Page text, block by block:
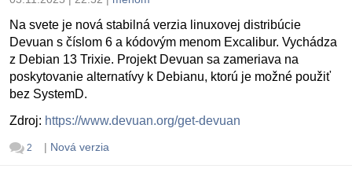
Na svete je nová stabilná verzia linuxovej distribúcie
Devuan s číslom 6 a kódovým menom Excalibur. Vychádza
z Debian 13 Trixie. Projekt Devuan sa zameriava na
poskytovanie alternatívy k Debianu, ktorú je možné použiť
bez SystemD.
Zdroj: https://www.devuan.org/get-devuan
2 | Nová verzia